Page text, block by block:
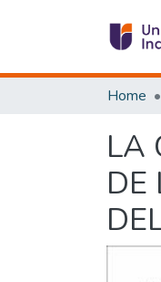
Home
LA
DE